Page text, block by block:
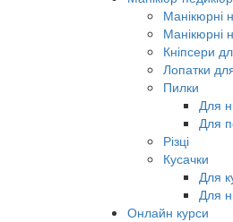
Манікюрні
Манікюрні
Кніпсери
Лопатки
Пилки
Для
Для
Різці
Кусачки
Для
Для
Онлайн курси